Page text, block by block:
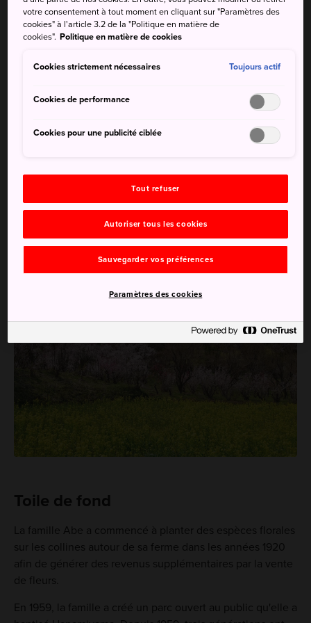
de la famille Abe. Ils ont ouvert leurs terres agricoles au
public pour en faire un parc en 1959. Visitez ce parc pour
admirer des centaines de cerisiers en fleurs et d'autres
Comment s'y rendre
Fukushima.
Fukushima. Pendant la saison des cerisiers en fleurs, un
trajet en bus de 15 minutes vous conduira à quelques
Toile de fond
La famille Abe a commencé à planter des espèces florales
sur les collines autour de sa ferme dans les années 1920
afin de générer des revenus supplémentaires par la vente
de fleurs.
En 1959, la famille a créé un parc ouvert au public qu'elle a
votre consentement à tout moment en cliquant sur "Paramètres des
cookies" à l'article 3.2 de la "Politique en matière de
cookies". Politique en matière de cookies
Cookies strictement nécessaires Toujours actif
Cookies de performance
Cookies pour une publicité ciblée
Tout refuser
Autoriser tous les cookies
Sauvegarder vos préférences
Paramètres des cookies